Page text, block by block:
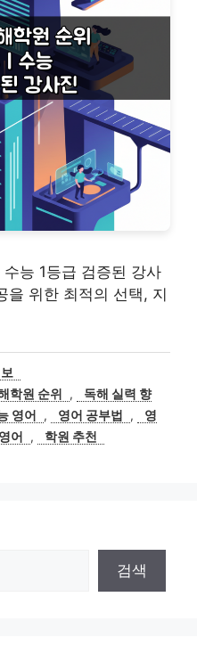
능 1등급 검증된 강사
을 위한 최적의 선택, 지
학원 순위 ,
독해 실력 향
영어 , 영어 공부법 ,
영
어 , 학원 추천
검색